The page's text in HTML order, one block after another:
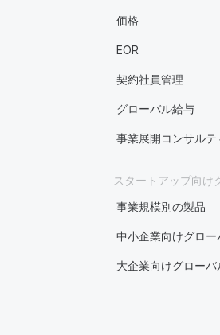
価格
EOR
契約社員管理
グローバル給与
事業展開コンサルテ
スタートアップ向け
事業規模別の製品
中小企業向けグロー
大企業向けグローバ